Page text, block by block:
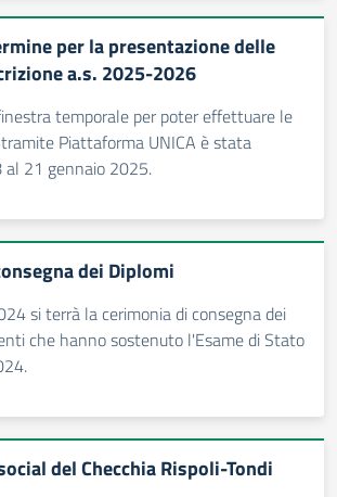
per la presentazione delle
a.s. 2025-2026
temporale per poter effettuare le
Piattaforma UNICA è stata
al 21 gennaio 2025.
dei Diplomi
si terrà la cerimonia di consegna dei
che hanno sostenuto l'Esame di Stato
del Checchia Rispoli-Tondi